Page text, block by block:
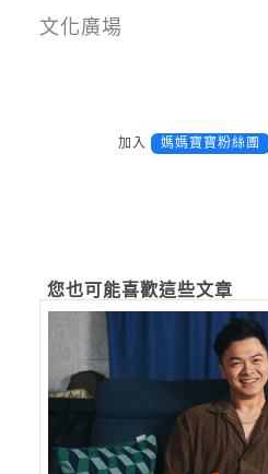
文化廣場
加入 媽媽寶寶粉絲團
您也可能喜歡這些文章